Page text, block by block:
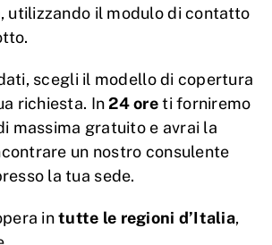
utilizzando il modulo di contatto
scegli il modello di copertura
richiesta. In24 oreti forniremo
massima gratuito e avrai la
un nostro consulente
la tua sede.
intutte le regioni d’Italia,